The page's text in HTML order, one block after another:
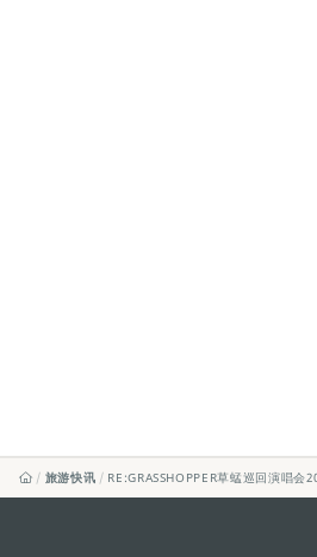
旅游快讯 RE:GRASSHOPPER草蜢巡回演唱会